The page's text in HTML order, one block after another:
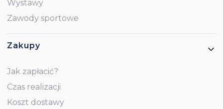
Wystawy
Zawody sportowe
Zakupy
Jak zapłacić?
Czas realizacji
Koszt dostawy